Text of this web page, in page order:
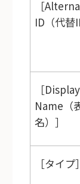
ID（代替
Display
Name（
名）
タイプ